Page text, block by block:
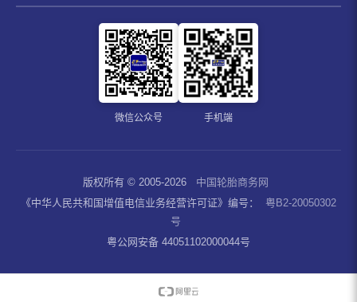
微信公众号 手机端
版权所有 © 2005-2026
中国轮胎商务网
《中华人民共和国增值电信业务经营许可证》编号：
粤B2-20050302
号
粤公网安备 44051102000044号